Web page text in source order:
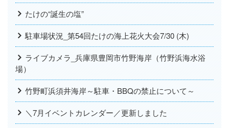
たけの“誕生の塩”
駐車場状況_第54回たけの海上花火大会7/30 (木)
ライブカメラ_兵庫県豊岡市竹野海岸（竹野浜海水浴
場）
竹野町浜須井海岸～駐車・BBQの禁止について～
＼7月イベントカレンダー／更新しました